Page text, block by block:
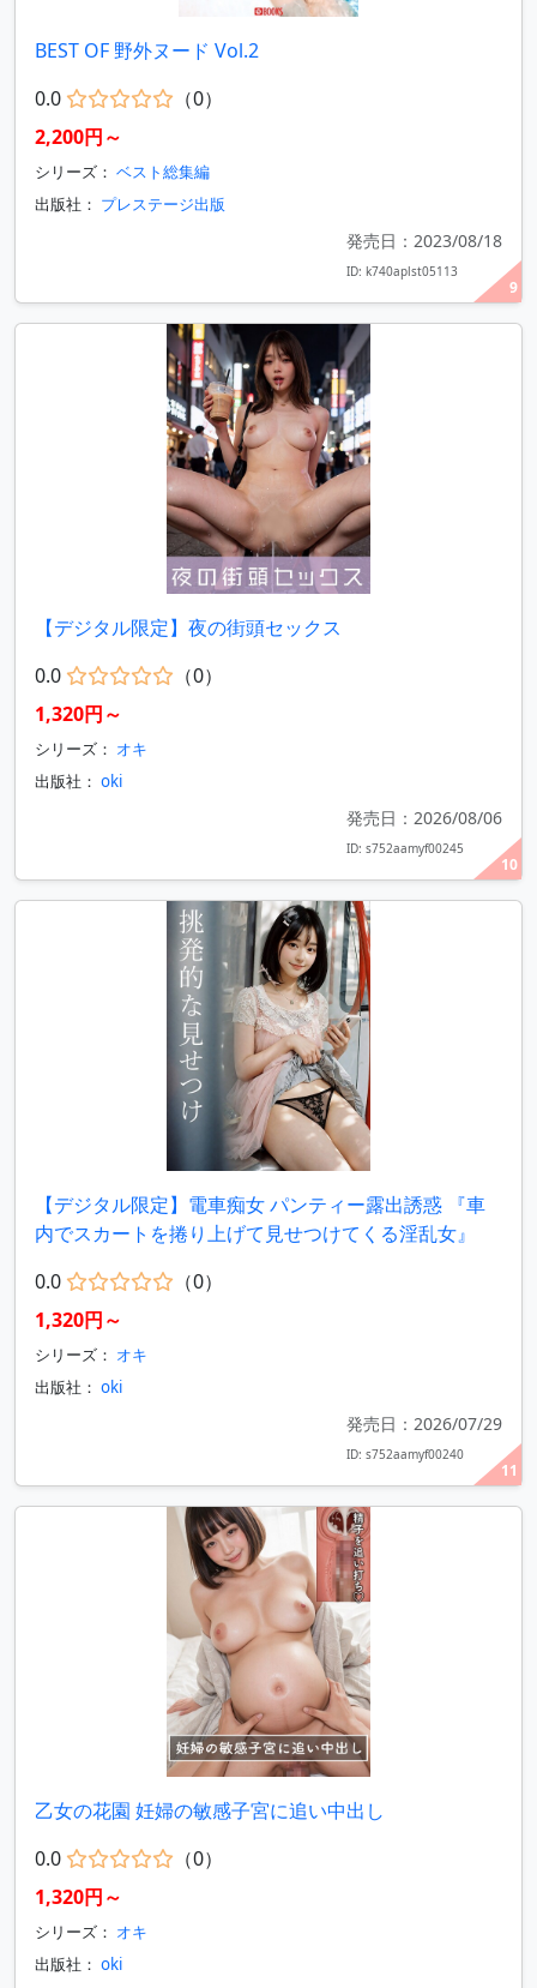
9
BEST OF 野外ヌード Vol.2
0.0
（0）
2,200円～
シリーズ： ベスト総集編
出版社： プレステージ出版
発売日：2023/08/18
ID: k740aplst05113
10
【デジタル限定】夜の街頭セックス
0.0
（0）
1,320円～
シリーズ： オキ
出版社： oki
発売日：2026/08/06
ID: s752aamyf00245
11
【デジタル限定】電車痴女 パンティー露出誘惑 『車
内でスカートを捲り上げて見せつけてくる淫乱女』
0.0
（0）
1,320円～
シリーズ： オキ
出版社： oki
発売日：2026/07/29
ID: s752aamyf00240
乙女の花園 妊婦の敏感子宮に追い中出し
0.0
（0）
1,320円～
シリーズ： オキ
出版社： oki